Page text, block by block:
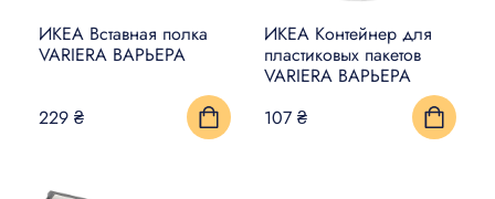
ИКЕА Вставная полка
VARIERA ВАРЬЕРА
229 ₴
ИКЕА Контейнер для
пластиковых пакетов
VARIERA ВАРЬЕРА
107 ₴